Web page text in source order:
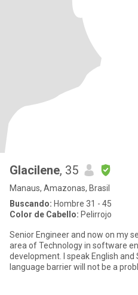
Glacilene, 35
Manaus, Amazonas, Brasil
Buscando: Hombre 31 - 45
Color de Cabello: Pelirrojo
Senior Engineer and now on my
area of ​​Technology in software engineering and systems
development. I speak English
language barrier will not be a